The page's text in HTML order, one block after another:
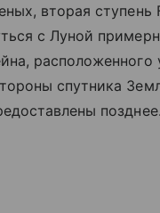
вторая ступень
с Луной
расположенного
спутника
позднее.